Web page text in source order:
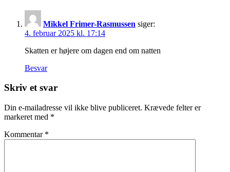
Mikkel Frimer-Rasmussen siger:
4. februar 2025 kl. 17:14
Skatten er højere om dagen end om natten
Besvar
Skriv et svar
Din e-mailadresse vil ikke blive publiceret. Krævede felter er
markeret med *
Kommentar *